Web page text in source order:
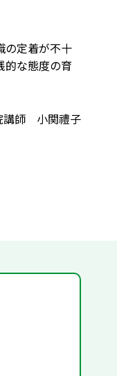
の定着が不十
的な態度の育
講師 小関禮子